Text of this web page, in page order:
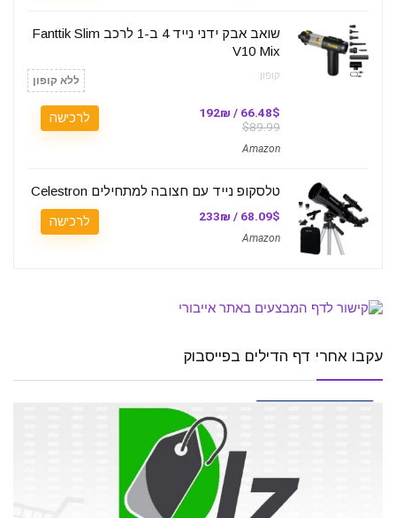
שואב אבק ידני נייד 4 ב-1 לרכב Fanttik Slim
V10 Mix
קופון: ללא קופון
66.48$ / 192₪
$89.99
Amazon
לרכישה
טלסקופ נייד עם חצובה למתחילים Celestron
68.09$ / 233₪
Amazon
לרכישה
עקבו אחרי דף הדילים בפייסבוק